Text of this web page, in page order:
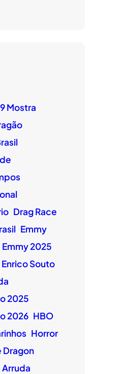
Mostra
Drag Race
Emmy
Emmy 2025
Enrico Souto
2025
2026 HBO
Horror
Dragon
Arruda